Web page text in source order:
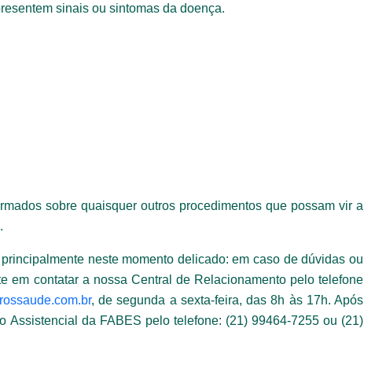
sinais ou sintomas da doença.
sobre quaisquer outros procedimentos que possam vir a
neste momento delicado: em caso de dúvidas ou
em contatar a nossa Central de Relacionamento pelo telefone
, de segunda a sexta-feira, das 8h às 17h. Após
Assistencial da FABES pelo telefone: (21) 99464-7255 ou (21)
Idade